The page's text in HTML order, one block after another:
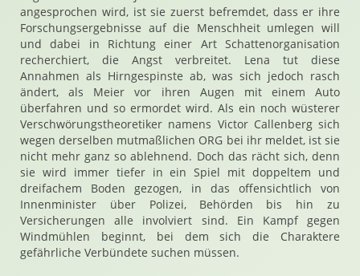
angesprochen wird, ist sie zuerst befremdet, dass er ihre
Forschungsergebnisse auf die Menschheit umlegen will
und dabei in Richtung einer Art Schattenorganisation
recherchiert, die Angst verbreitet. Lena tut diese
Annahmen als Hirngespinste ab, was sich jedoch rasch
ändert, als Meier vor ihren Augen mit einem Auto
überfahren und so ermordet wird. Als ein noch wüsterer
Verschwörungstheoretiker namens Victor Callenberg sich
wegen derselben mutmaßlichen ORG bei ihr meldet, ist sie
nicht mehr ganz so ablehnend. Doch das rächt sich, denn
sie wird immer tiefer in ein Spiel mit doppeltem und
dreifachem Boden gezogen, in das offensichtlich von
Innenminister über Polizei, Behörden bis hin zu
Versicherungen alle involviert sind. Ein Kampf gegen
Windmühlen beginnt, bei dem sich die Charaktere
gefährliche Verbündete suchen müssen.